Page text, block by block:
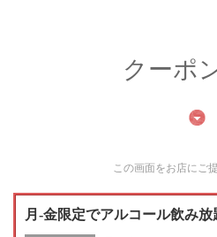
クーポ
この画面をお店にご
月-金限定でアルコール飲み放